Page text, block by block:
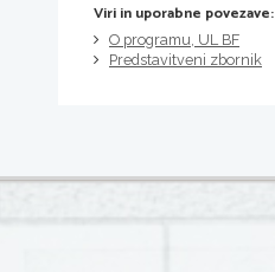
Viri in uporabne povezave:
O programu, UL BF
Predstavitveni zbornik